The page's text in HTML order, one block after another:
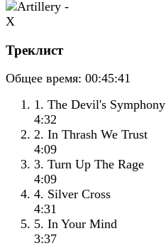
Треклист
Общее время: 00:45:41
1. The Devil's Symphony
4:32
2. In Thrash We Trust
4:09
3. Turn Up The Rage
4:09
4. Silver Cross
4:31
5. In Your Mind
3:37